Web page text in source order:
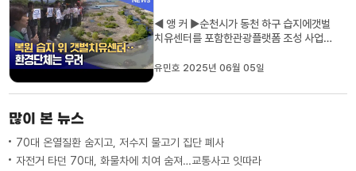
◀ 앵 커 ▶순천시가 동천 하구 습지에갯벌
치유센터를 포함한관광플랫폼 조성 사업에
과 마음을 치유할 수 있는여러 프로그램을
되살린습지에 다시 인공 구조물을 짓는 건
유민호 2025년 06월 05일
많이 본 뉴스
70대 온열질환 숨지고, 저수지 물고기 집단 폐사
자전거 타던 70대, 화물차에 치여 숨져…교통사고 잇따라